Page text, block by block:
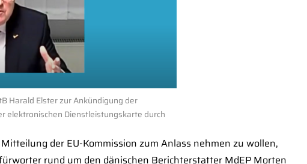
Harald Elster zur Ankündigung der
elektronischen Dienstleistungskarte durch
der EU-Kommission zum Anlass nehmen zu wollen,
rund um den dänischen Berichterstatter MdEP Morten